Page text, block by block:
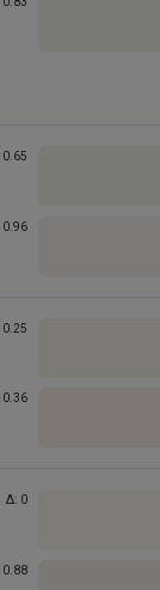
0.65
0.96
0.25
0.36
Δ: 0
0.88